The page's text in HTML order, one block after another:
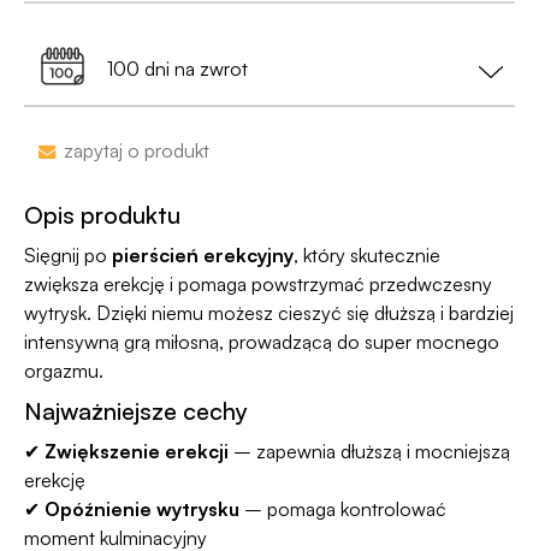
• Na etykiecie znajdzie sięneutralny nadawca,
Dyskrecji — jeśli ją naruszymy, zwrócimy Ci
kolejny dzień roboczy.
przy zamówieniu za min. 199 zł
100 dni na zwrot
100 dni na zwrot. Sam proces jesy niezwykle
programu Wygodne Zwroty®
zapytaj o produkt
Opis produktu
Sięgnij po pierścień erekcyjny, który skutecznie
zwiększa erekcję i pomaga powstrzymać przedwczesny
wytrysk. Dzięki niemu możesz cieszyć się dłuższą i bardziej
intensywną grą miłosną, prowadzącą do super mocnego
orgazmu.
Najważniejsze cechy
✔ Zwiększenie erekcji – zapewnia dłuższą i mocniejszą
erekcję
✔ Opóźnienie wytrysku – pomaga kontrolować
moment kulminacyjny